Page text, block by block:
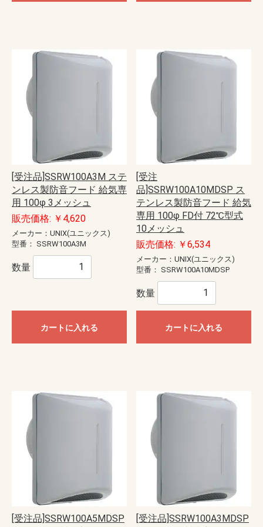
[受注品]SSRW100A3M ステ
ンレス製防音フード 給気専
用 100φ 3メッシュ
販売価格: ￥4,620
メーカー：UNIX(ユニックス)
型番： SSRW100A3M
数量
カートに入れる
[受注
品]SSRW100A10MDSP ス
テンレス製防音フード 給気
専用 100φ FD付 72℃型式
10メッシュ
販売価格: ￥6,534
メーカー：UNIX(ユニックス)
型番： SSRW100A10MDSP
数量
カートに入れる
[受注品]SSRW100A5MDSP
[受注品]SSRW100A3MDSP